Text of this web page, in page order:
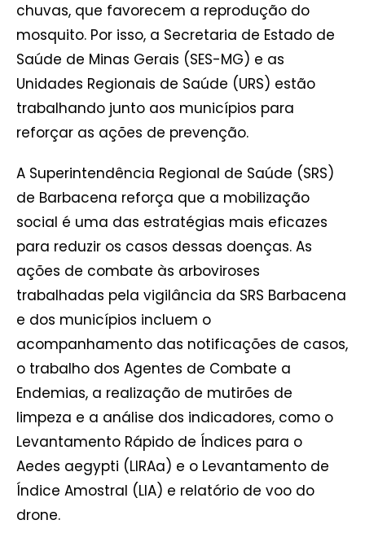
chuvas, que favorecem a reprodução do
mosquito. Por isso, a Secretaria de Estado de
Saúde de Minas Gerais (SES-MG) e as
Unidades Regionais de Saúde (URS) estão
trabalhando junto aos municípios para
reforçar as ações de prevenção.
A Superintendência Regional de Saúde (SRS)
de Barbacena reforça que a mobilização
social é uma das estratégias mais eficazes
para reduzir os casos dessas doenças. As
ações de combate às arboviroses
trabalhadas pela vigilância da SRS Barbacena
e dos municípios incluem o
acompanhamento das notificações de casos,
o trabalho dos Agentes de Combate a
Endemias, a realização de mutirões de
limpeza e a análise dos indicadores, como o
Levantamento Rápido de Índices para o
Aedes aegypti (LIRAa) e o Levantamento de
Índice Amostral (LIA) e relatório de voo do
drone.